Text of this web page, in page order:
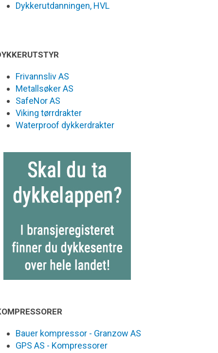
Dykkerutdanningen, HVL
Frivannsliv AS
Metallsøker AS
SafeNor AS
Viking tørrdrakter
Waterproof dykkerdrakter
Bauer kompressor - Granzow AS
GPS AS - Kompressorer